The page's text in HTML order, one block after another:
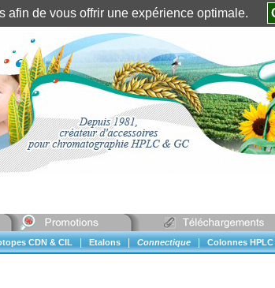
Identification client ||Mon compte
CDN & CIL Etalons Connectique Colonnes HPLC
afin de vous offrir une expérience optimale.